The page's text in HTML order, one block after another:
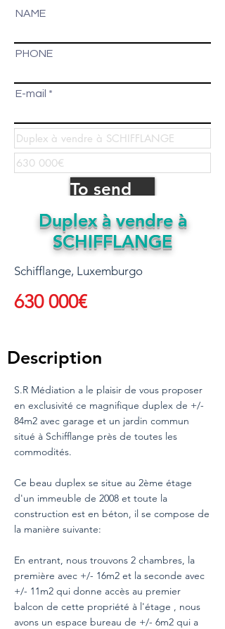
NAME
PHONE
E-mail
To send
Duplex à vendre à
SCHIFFLANGE
Schifflange, Luxemburgo
630 000€
Description
S.R Médiation a le plaisir de vous proposer
en exclusivité ce magnifique duplex de +/-
84m2 avec garage et un jardin commun
situé à Schifflange près de toutes les
commodités.
Ce beau duplex se situe au 2ème étage
d'un immeuble de 2008 et toute la
construction est en béton, il se compose de
la manière suivante:
En entrant, nous trouvons 2 chambres, la
première avec +/- 16m2 et la seconde avec
+/- 11m2 qui donne accès au premier
balcon de cette propriété à l'étage , nous
avons un espace bureau de +/- 6m2 qui a